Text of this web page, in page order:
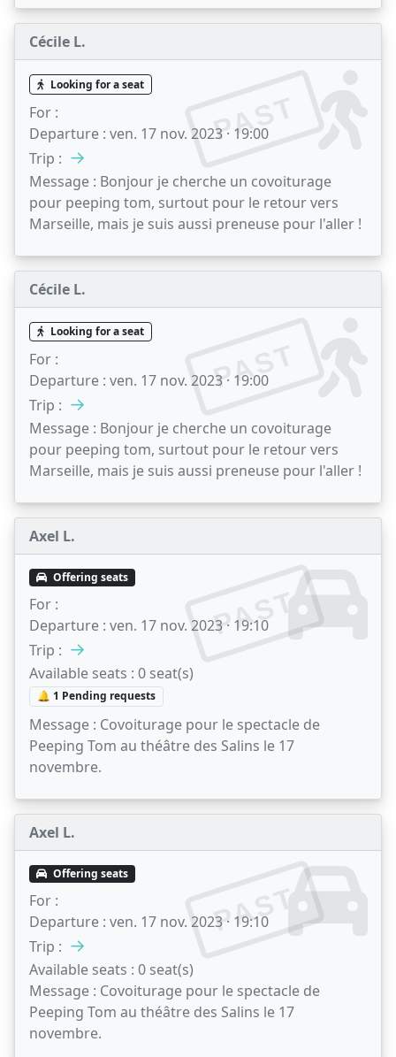
Cécile L.
PAST
Looking for a seat
For :
Departure : ven. 17 nov. 2023 · 19:00
Trip : →
Message : Bonjour je cherche un covoiturage
pour peeping tom, surtout pour le retour vers
Marseille, mais je suis aussi preneuse pour l'aller !
Cécile L.
PAST
Looking for a seat
For :
Departure : ven. 17 nov. 2023 · 19:00
Trip : →
Message : Bonjour je cherche un covoiturage
pour peeping tom, surtout pour le retour vers
Marseille, mais je suis aussi preneuse pour l'aller !
Axel L.
PAST
Offering seats
For :
Departure : ven. 17 nov. 2023 · 19:10
Trip : →
Available seats : 0 seat(s)
🔔 1 Pending requests
Message : Covoiturage pour le spectacle de
Peeping Tom au théâtre des Salins le 17
novembre.
Axel L.
PAST
Offering seats
For :
Departure : ven. 17 nov. 2023 · 19:10
Trip : →
Available seats : 0 seat(s)
Message : Covoiturage pour le spectacle de
Peeping Tom au théâtre des Salins le 17
novembre.